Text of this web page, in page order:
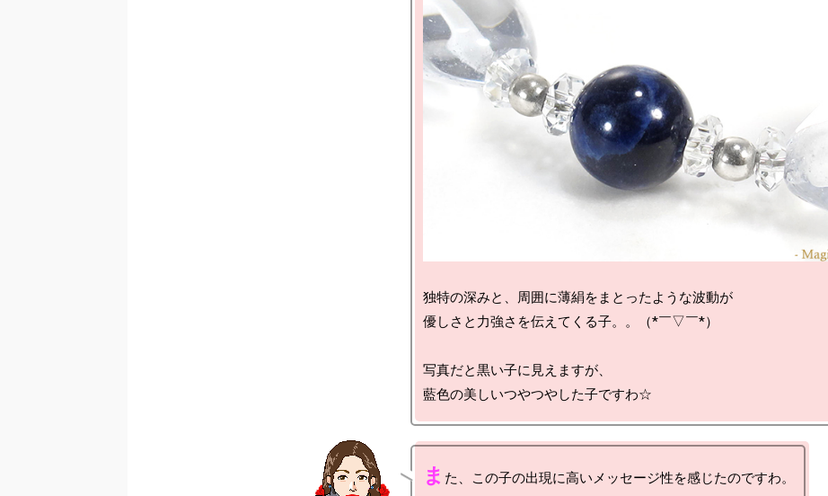
独特の深みと、周囲に薄絹をまとったような波動が
優しさと力強さを伝えてくる子。。（*￣▽￣*）
写真だと黒い子に見えますが、
ま た、この子の出現に高いメッセージ性を感じたのですわ。